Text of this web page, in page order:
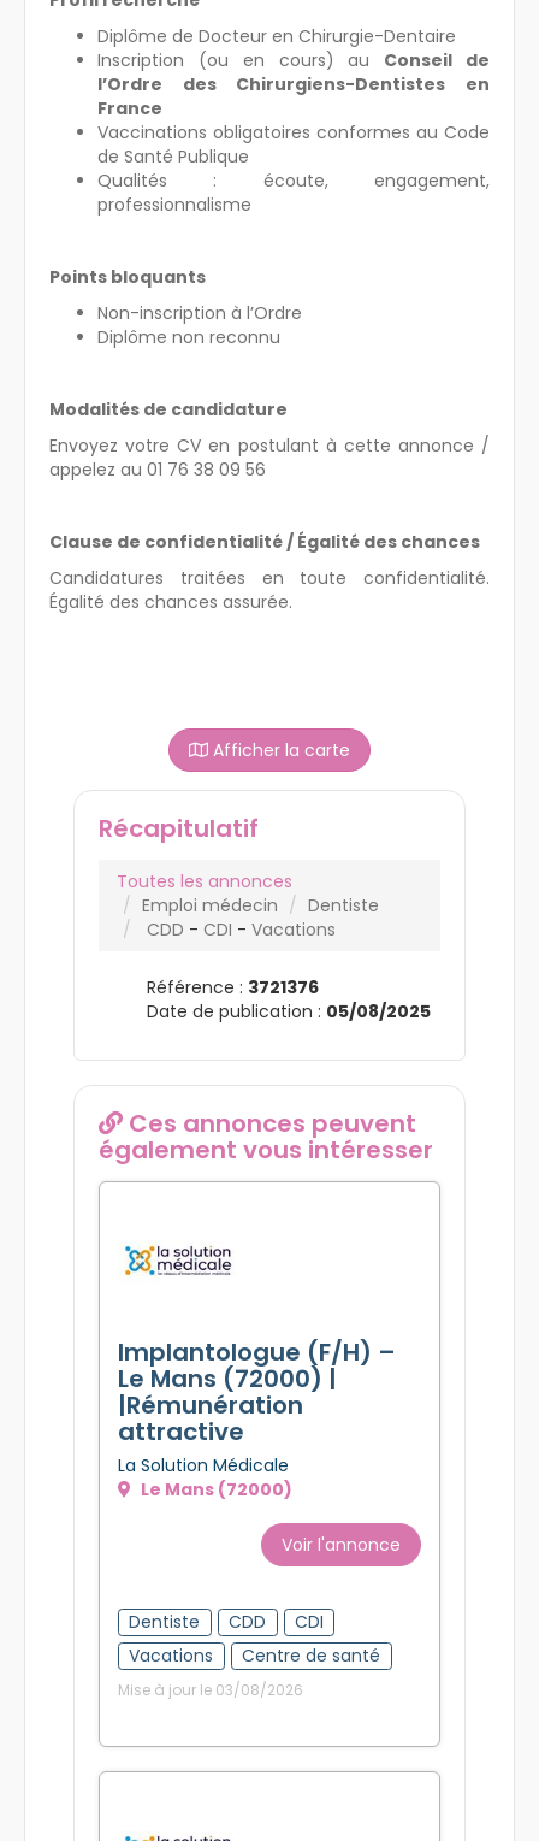
Diplôme de Docteur en Chirurgie-Dentaire
Inscription (ou en cours) au Conseil de
l’Ordre des Chirurgiens-Dentistes en
France
Vaccinations obligatoires conformes au Code
de Santé Publique
Qualités : écoute, engagement,
professionnalisme
Points bloquants
Non-inscription à l’Ordre
Diplôme non reconnu
Modalités de candidature
Envoyez votre CV en postulant à cette annonce /
appelez au 01 76 38 09 56
Clause de confidentialité / Égalité des chances
Candidatures traitées en toute confidentialité.
Égalité des chances assurée.
Afficher la carte
Récapitulatif
Toutes les annonces
Emploi médecin
Dentiste
CDD - CDI - Vacations
Référence : 3721376
Date de publication : 05/08/2025
Ces annonces peuvent
également vous intéresser
Implantologue (F/H) –
Le Mans (72000) |
|Rémunération
attractive
La Solution Médicale
Le Mans (72000)
Voir l'annonce
Dentiste CDD
CDI
Vacations
Centre de santé
Mise à jour le 03/08/2026